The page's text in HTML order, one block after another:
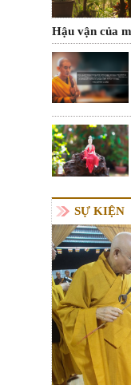
Hậu vận của
SỰ KIỆN